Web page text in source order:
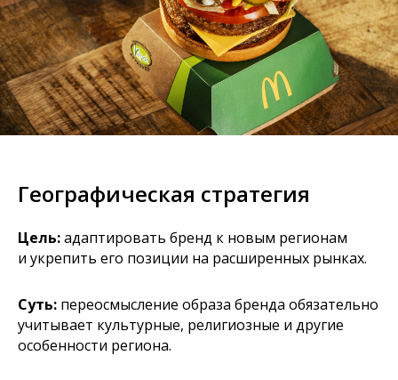
Географическая стратегия
Цель:адаптировать бренд к новым регионам
и укрепить его позиции на расширенных рынках.
Суть: переосмысление образа бренда обязательно
учитывает культурные, религиозные и другие
особенности региона.